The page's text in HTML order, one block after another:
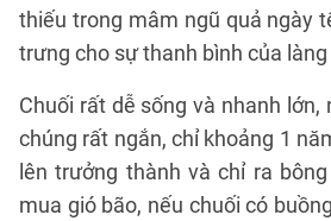
thiếu trong mâm ngũ quả ngày
trưng cho sự thanh bình của làng
Chuối rất dễ sống và nhanh lớn,
chúng rất ngắn, chỉ khoảng 1
lên trưởng thành và chỉ ra
mua gió bão, nếu chuối có